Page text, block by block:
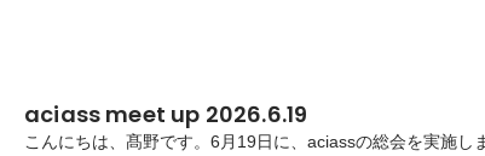
aciass meet up 2026.6.19
こんにちは、髙野です。6月19日に、aciassの総会を実施し